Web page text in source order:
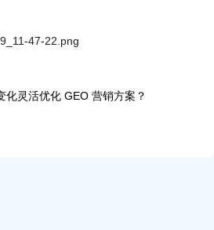
化灵活优化 GEO 营销方案？